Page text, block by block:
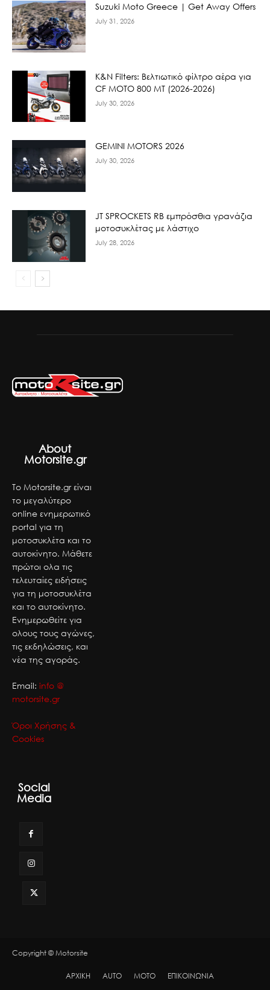
Suzuki Moto Greece | Get Away Offers
July 31, 2026
K&N Filters: Βελτιωτικό φίλτρο αέρα για
CF ΜΟΤΟ 800 ΜΤ (2026-2026)
July 30, 2026
GEMINI MOTORS 2026
July 30, 2026
JT SPROCKETS RB εμπρόσθια γρανάζια
μοτοσυκλέτας με λάστιχο
July 28, 2026
About
Motorsite.gr
Το Motorsite.gr είναι
το μεγαλύτερο
online ενημερωτικό
portal για τη
μοτοσυκλέτα και το
αυτοκίνητο. Μάθετε
πρώτοι ολα τις
τελευταίες ειδήσεις
για τη μοτοσυκλέτα
και το αυτοκίνητο.
Ενημερωθείτε για
ολους τους αγώνες,
τις εκδηλώσεις, και
νέα της αγοράς.
Email: info @
motorsite.gr
Όροι Χρήσης &
Cookies
Social
Media
Copyright © Motorsite
ΑΡΧΙΚΗ AUTO MOTO ΕΠΙΚΟΙΝΩΝΙΑ